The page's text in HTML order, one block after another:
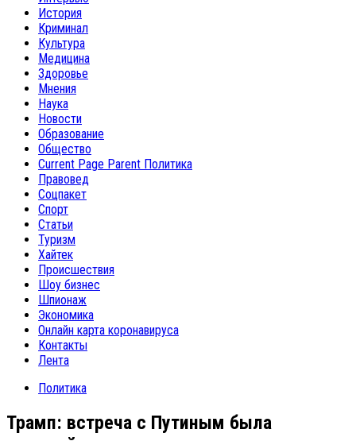
История
Криминал
Культура
Медицина
Здоровье
Мнения
Наука
Новости
Образование
Общество
Current Page Parent Политика
Правовед
Соцпакет
Спорт
Статьи
Туризм
Хайтек
Происшествия
Шоу бизнес
Шпионаж
Экономика
Онлайн карта коронавируса
Контакты
Лента
Политика
Трамп: встреча с Путиным была